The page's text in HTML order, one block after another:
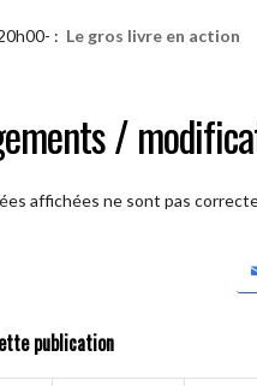
: Le gros livre en action
/
affichées ne sont pas
publication